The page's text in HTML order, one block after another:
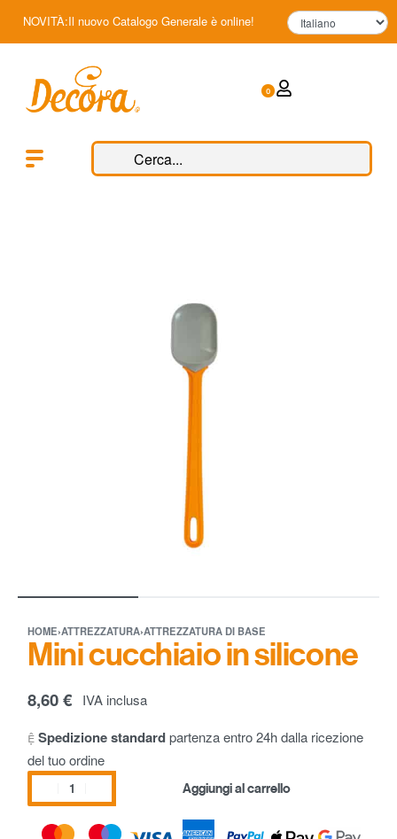
NOVITÀ:Il nuovo Catalogo Generale è online!
0
HOME›ATTREZZATURA›ATTREZZATURA DI BASE
Mini cucchiaio in silicone
8,60€ IVA inclusa
Spedizione standardpartenza entro 24h dalla ricezione
del tuo ordine
Aggiungi al carrello